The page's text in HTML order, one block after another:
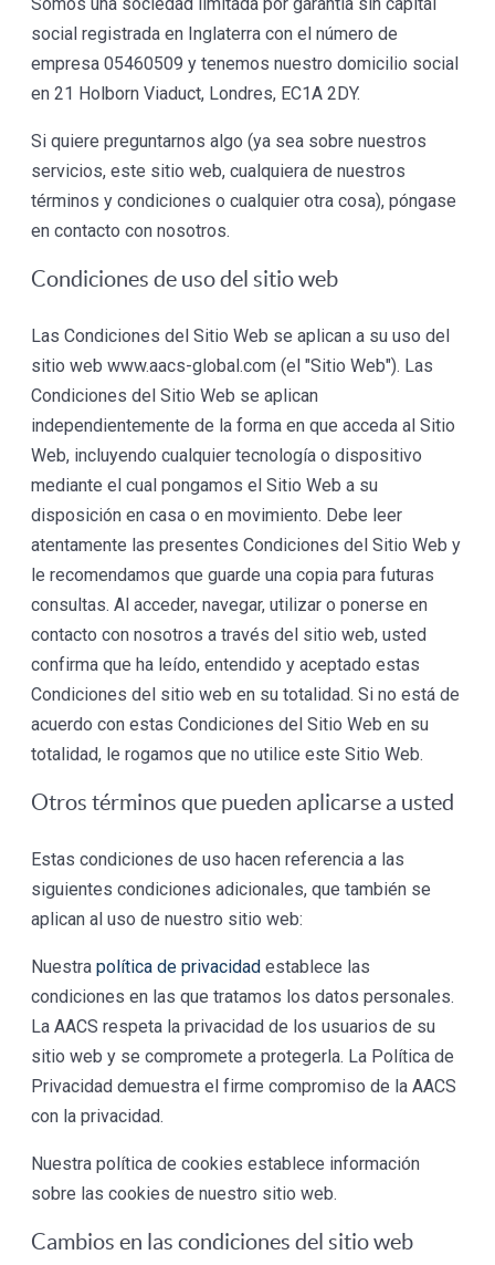
Somos una sociedad limitada por garantía sin capital
social registrada en Inglaterra con el número de
empresa 05460509 y tenemos nuestro domicilio social
en 21 Holborn Viaduct, Londres, EC1A 2DY.
Si quiere preguntarnos algo (ya sea sobre nuestros
servicios, este sitio web, cualquiera de nuestros
términos y condiciones o cualquier otra cosa), póngase
en contacto con nosotros.
Condiciones de uso del sitio web
Las Condiciones del Sitio Web se aplican a su uso del
sitio web www.aacs-global.com (el "Sitio Web"). Las
Condiciones del Sitio Web se aplican
independientemente de la forma en que acceda al Sitio
Web, incluyendo cualquier tecnología o dispositivo
mediante el cual pongamos el Sitio Web a su
disposición en casa o en movimiento. Debe leer
atentamente las presentes Condiciones del Sitio Web y
le recomendamos que guarde una copia para futuras
consultas. Al acceder, navegar, utilizar o ponerse en
contacto con nosotros a través del sitio web, usted
confirma que ha leído, entendido y aceptado estas
Condiciones del sitio web en su totalidad. Si no está de
acuerdo con estas Condiciones del Sitio Web en su
totalidad, le rogamos que no utilice este Sitio Web.
Otros términos que pueden aplicarse a usted
Estas condiciones de uso hacen referencia a las
siguientes condiciones adicionales, que también se
aplican al uso de nuestro sitio web:
Nuestrapolítica de privacidad establece las
condiciones en las que tratamos los datos personales.
La AACS respeta la privacidad de los usuarios de su
sitio web y se compromete a protegerla. La Política de
Privacidad demuestra el firme compromiso de la AACS
con la privacidad.
Nuestra política de cookies establece información
sobre las cookies de nuestro sitio web.
Cambios en las condiciones del sitio web